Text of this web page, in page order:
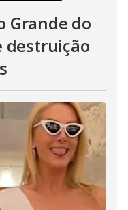
Grande do
destruição